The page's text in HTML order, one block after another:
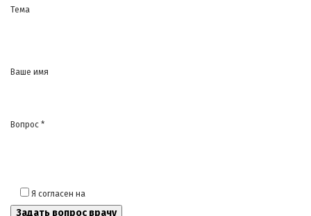
Тема
Ваше имя
Вопрос *
Я согласен на